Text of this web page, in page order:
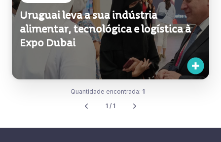
Uruguai leva a sua indústria
alimentar, tecnológica e logística à
Expo Dubai
Quantidade encontrada: 1
1 / 1